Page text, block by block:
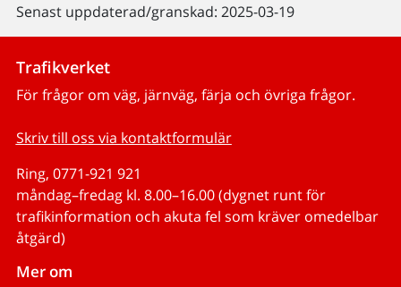
Senast uppdaterad/granskad: 2025-03-19
Trafikverket
För frågor om väg, järnväg, färja och övriga frågor.
Skriv till oss via kontaktformulär
Ring, 0771-921 921
måndag–fredag kl. 8.00–16.00 (dygnet runt för
trafikinformation och akuta fel som kräver omedelbar
åtgärd)
Mer om